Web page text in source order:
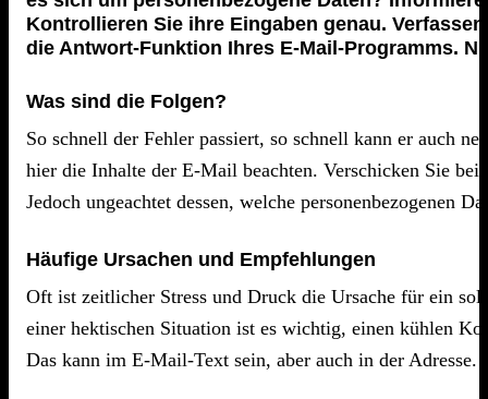
Kontrollieren Sie ihre Eingaben genau.
die Antwort-Funktion Ihres E-Mail-Programms.
Was sind die Folgen?
So schnell der Fehler passiert, so schnell kann er auch
hier die Inhalte der E-Mail beachten. Verschicken Sie
Jedoch ungeachtet dessen, welche personenbezogenen
Häufige Ursachen und Empfehlungen
Oft ist zeitlicher Stress und Druck die Ursache für ein
einer hektischen Situation ist es wichtig, einen kühlen
Das kann im E-Mail-Text sein, aber auch in der Adresse.